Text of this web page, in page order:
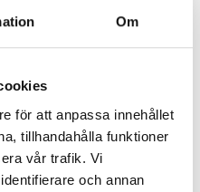
Om
för att anpassa innehållet
tillhandahålla funktioner
vår trafik. Vi
och annan